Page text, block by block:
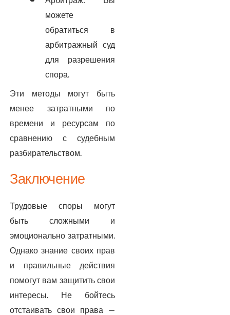
можете
обратиться в
арбитражный суд
для разрешения
спора.
Эти методы могут быть
менее затратными по
времени и ресурсам по
сравнению с судебным
разбирательством.
Заключение
Трудовые споры могут
быть сложными и
эмоционально затратными.
Однако знание своих прав
и правильные действия
помогут вам защитить свои
интересы. Не бойтесь
отстаивать свои права —